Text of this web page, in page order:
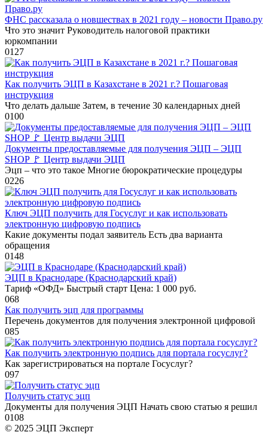
ФНС рассказала о новшествах в 2021 году – новости Право.ру
Что это значит Руководитель налоговой практики
юркомпании
0127
Как получить ЭЦП в Казахстане в 2021 г.? Пошаговая
инструкция
Что делать дальше Затем, в течение 30 календарных дней
0100
Документы предоставляемые для получения ЭЦП – ЭЦП
SHOP 🚩 Центр выдачи ЭЦП
Эцп – что это такое Многие бюрократические процедуры
0226
Ключ ЭЦП получить для Госуслуг и как использовать
электронную цифровую подпись
Какие документы подал заявитель Есть два варианта
обращения
0148
ЭЦП в Краснодаре (Краснодарский край)
Тариф «ОФД» Быстрый старт Цена: 1 000 руб.
068
Как получить эцп для программы
Перечень документов для получения электронной цифровой
085
Как получить электронную подпись для портала госуслуг?
Как зарегистрироваться на портале Госуслуг?
097
Получить статус эцп
Документы для получения ЭЦП Начать свою статью я решил
0108
© 2025 ЭЦП Эксперт